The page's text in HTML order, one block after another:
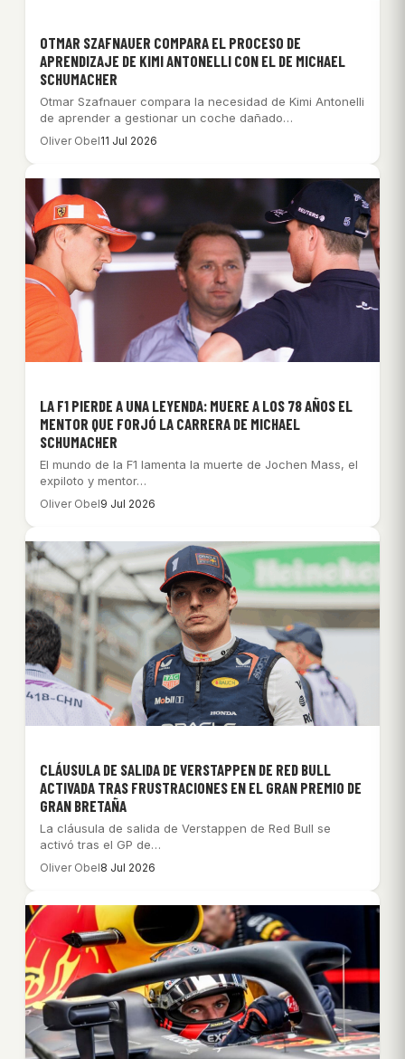
OTMAR SZAFNAUER COMPARA EL PROCESO DE
APRENDIZAJE DE KIMI ANTONELLI CON EL DE MICHAEL
SCHUMACHER
Otmar Szafnauer compara la necesidad de Kimi Antonelli
de aprender a gestionar un coche dañado…
Oliver Obel11 Jul 2026
LA F1 PIERDE A UNA LEYENDA: MUERE A LOS 78 AÑOS EL
MENTOR QUE FORJÓ LA CARRERA DE MICHAEL
SCHUMACHER
El mundo de la F1 lamenta la muerte de Jochen Mass, el
expiloto y mentor…
Oliver Obel9 Jul 2026
CLÁUSULA DE SALIDA DE VERSTAPPEN DE RED BULL
ACTIVADA TRAS FRUSTRACIONES EN EL GRAN PREMIO DE
GRAN BRETAÑA
La cláusula de salida de Verstappen de Red Bull se
activó tras el GP de…
Oliver Obel8 Jul 2026